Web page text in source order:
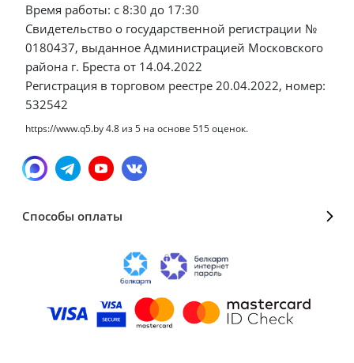
Время работы: с 8:30 до 17:30
Свидетельство о государственной регистрации №
0180437, выданное Администрацией Московского
района г. Бреста от 14.04.2022
Регистрация в торговом реестре 20.04.2022, номер:
532542
https://www.q5.by4.8 из5 на основе 515оценок.
Способы оплаты